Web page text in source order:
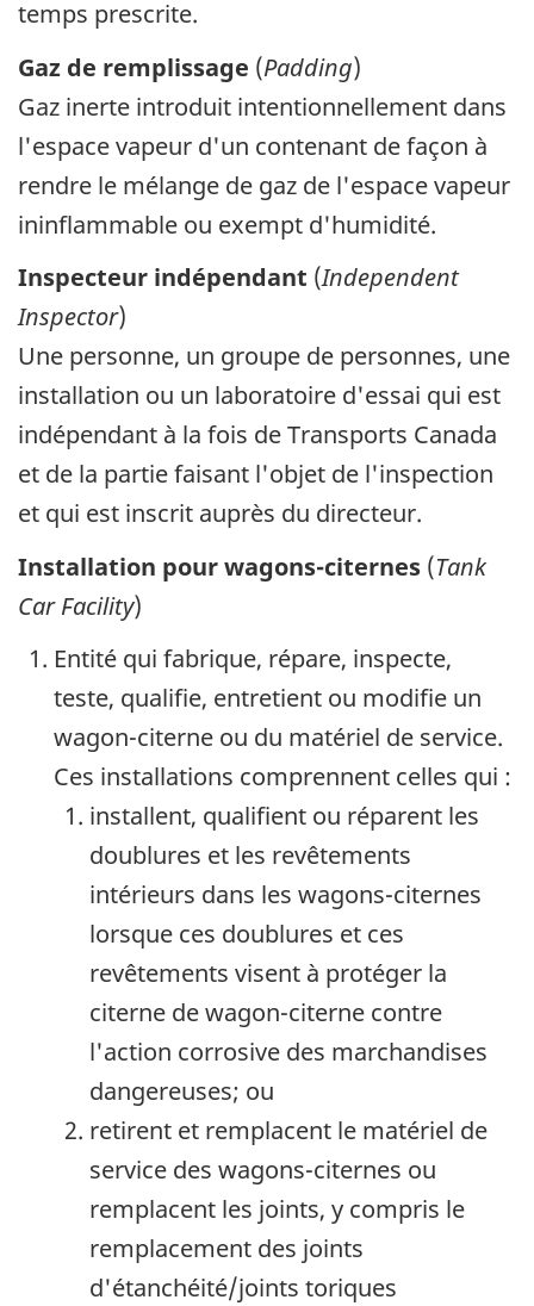
temps prescrite.
Gaz de remplissage (Padding)
Gaz inerte introduit intentionnellement dans
l'espace vapeur d'un contenant de façon à
rendre le mélange de gaz de l'espace vapeur
ininflammable ou exempt d'humidité.
Inspecteur indépendant (Independent
Inspector)
Une personne, un groupe de personnes, une
installation ou un laboratoire d'essai qui est
indépendant à la fois de Transports Canada
et de la partie faisant l'objet de l'inspection
et qui est inscrit auprès du directeur.
Installation pour wagons-citernes (Tank
Car Facility)
Entité qui fabrique, répare, inspecte,
teste, qualifie, entretient ou modifie un
wagon-citerne ou du matériel de service.
Ces installations comprennent celles qui :
installent, qualifient ou réparent les
doublures et les revêtements
intérieurs dans les wagons-citernes
lorsque ces doublures et ces
revêtements visent à protéger la
citerne de wagon-citerne contre
l'action corrosive des marchandises
dangereuses; ou
retirent et remplacent le matériel de
service des wagons-citernes ou
remplacent les joints, y compris le
remplacement des joints
d'étanchéité/joints toriques